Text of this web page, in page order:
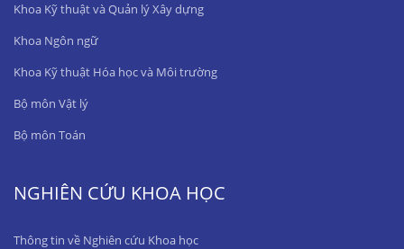
Khoa Kỹ thuật và Quản lý Xây dựng
Khoa Ngôn ngữ
Khoa Kỹ thuật Hóa học và Môi trường
Bộ môn Vật lý
Bộ môn Toán
NGHIÊN CỨU KHOA HỌC
Thông tin về Nghiên cứu Khoa học